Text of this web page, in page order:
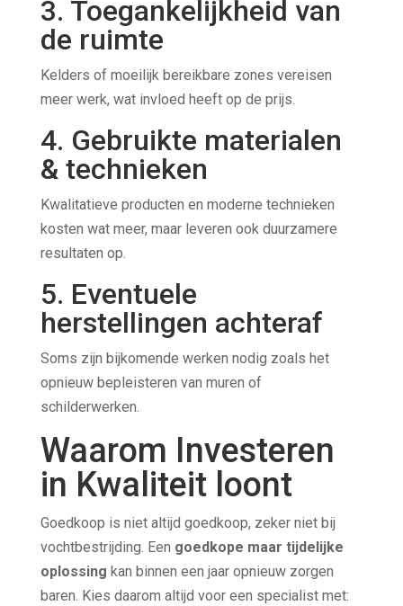
3. Toegankelijkheid van
de ruimte
Kelders of moeilijk bereikbare zones vereisen
meer werk, wat invloed heeft op de prijs.
4. Gebruikte materialen
& technieken
Kwalitatieve producten en moderne technieken
kosten wat meer, maar leveren ook duurzamere
resultaten op.
5. Eventuele
herstellingen achteraf
Soms zijn bijkomende werken nodig zoals het
opnieuw bepleisteren van muren of
schilderwerken.
Waarom Investeren
in Kwaliteit loont
Goedkoop is niet altijd goedkoop, zeker niet bij
vochtbestrijding. Een goedkope maar tijdelijke
oplossing kan binnen een jaar opnieuw zorgen
baren. Kies daarom altijd voor een specialist met: